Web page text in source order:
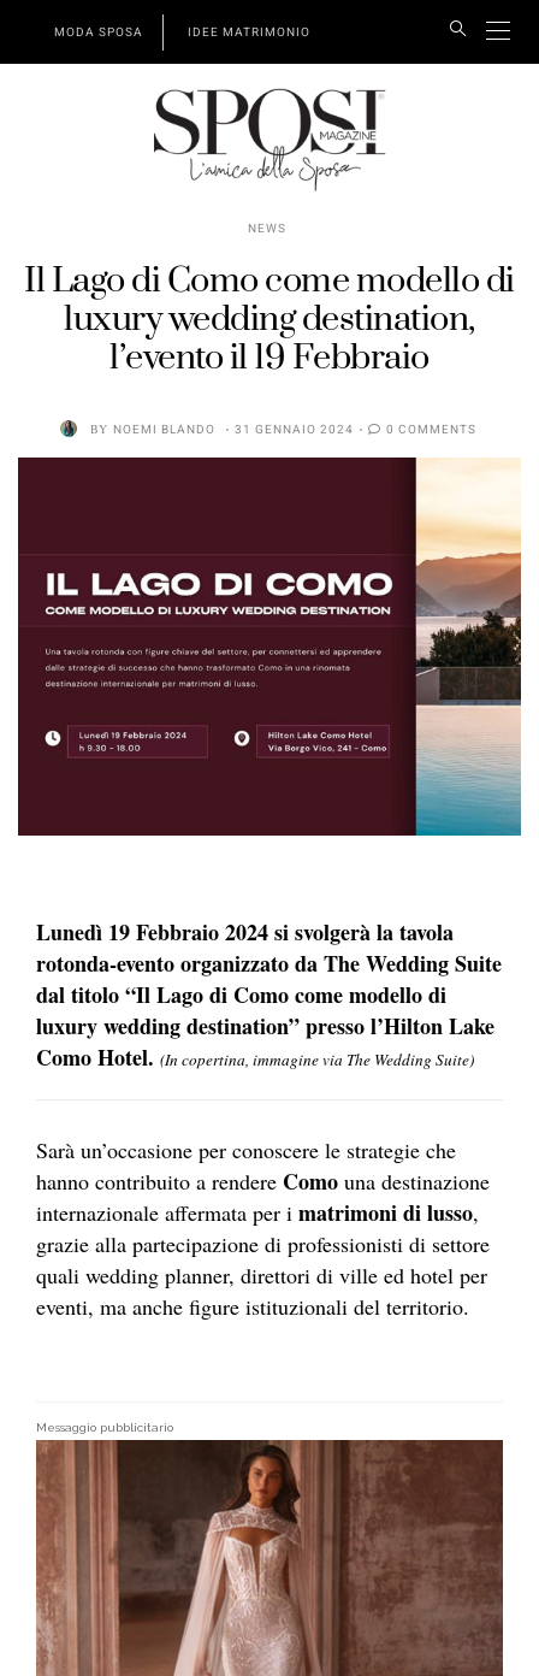
MODA SPOSA IDEE MATRIMONIO
NEWS
Il Lago di Como come modello di
luxury wedding destination,
l’evento il 19 Febbraio
BY NOEMI BLANDO 31 GENNAIO 2024 0 COMMENTS
Lunedì 19 Febbraio 2024 si svolgerà la tavola
rotonda-evento organizzato da The Wedding Suite
dal titolo “Il Lago di Como come modello di
luxury wedding destination” presso l’Hilton Lake
Como Hotel. (In copertina, immagine via The Wedding Suite)
Sarà un’occasione per conoscere le strategie che
hanno contribuito a rendere Como una destinazione
internazionale affermata per i matrimoni di lusso,
grazie alla partecipazione di professionisti di settore
quali wedding planner, direttori di ville ed hotel per
eventi, ma anche figure istituzionali del territorio.
Messaggio pubblicitario